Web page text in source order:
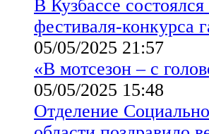
В Кузбассе
фестиваля-конкурса
05/05/2025 21:57
«В мотсезон – с
05/05/2025 15:48
Отделение